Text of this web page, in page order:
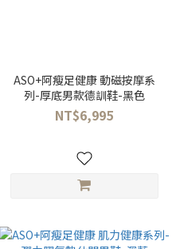
ASO+阿瘦足健康 動磁按摩系
列-厚底男款德訓鞋-黑色
NT$6,995